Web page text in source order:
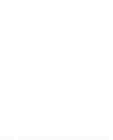
未婚夫兼集团下任的会